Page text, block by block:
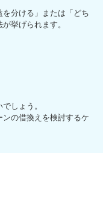
分ける」または「どち
挙げられます。
しょう。
の借換えを検討するケ